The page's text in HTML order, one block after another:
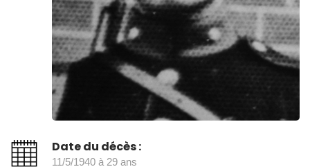
Date du décès :
11/5/1940 à 29 ans